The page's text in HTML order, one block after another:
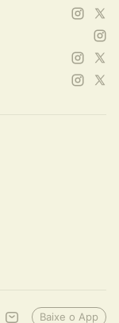
Baixe o App